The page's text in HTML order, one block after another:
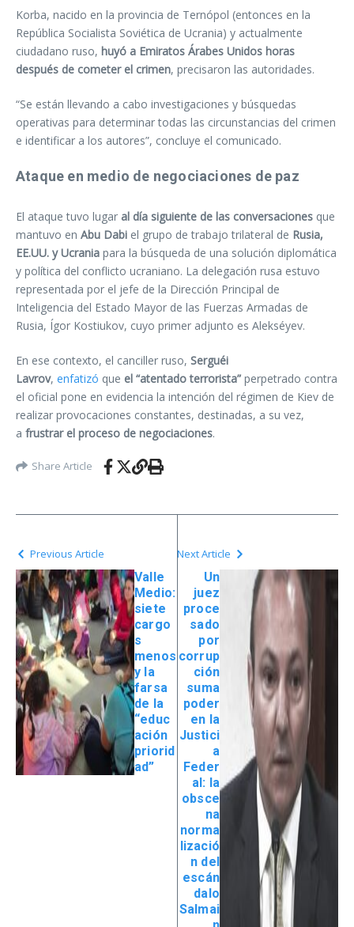
Korba, nacido en la provincia de Ternópol (entonces en la
República Socialista Soviética de Ucrania) y actualmente
ciudadano ruso, huyó a Emiratos Árabes Unidos horas
después de cometer el crimen, precisaron las autoridades.
“Se están llevando a cabo investigaciones y búsquedas
operativas para determinar todas las circunstancias del crimen
e identificar a los autores”, concluye el comunicado.
Ataque en medio de negociaciones de paz
El ataque tuvo lugar al día siguiente de las conversaciones que
mantuvo en Abu Dabi el grupo de trabajo trilateral de Rusia,
EE.UU. y Ucrania para la búsqueda de una solución diplomática
y política del conflicto ucraniano. La delegación rusa estuvo
representada por el jefe de la Dirección Principal de
Inteligencia del Estado Mayor de las Fuerzas Armadas de
Rusia, Ígor Kostiukov, cuyo primer adjunto es Alekséyev.
En ese contexto, el canciller ruso, Serguéi
Lavrov, enfatizó que el “atentado terrorista” perpetrado contra
el oficial pone en evidencia la intención del régimen de Kiev de
realizar provocaciones constantes, destinadas, a su vez,
a frustrar el proceso de negociaciones.
Share Article
Previous Article
Valle
Medio:
siete
cargo
s
menos
y la
farsa
de la
“educ
ación
priorid
ad”
Next Article
Un
juez
proce
sado
por
corrup
ción
suma
poder
en la
Justici
a
Feder
al: la
obsce
na
norma
lizació
n del
escán
dalo
Salmai